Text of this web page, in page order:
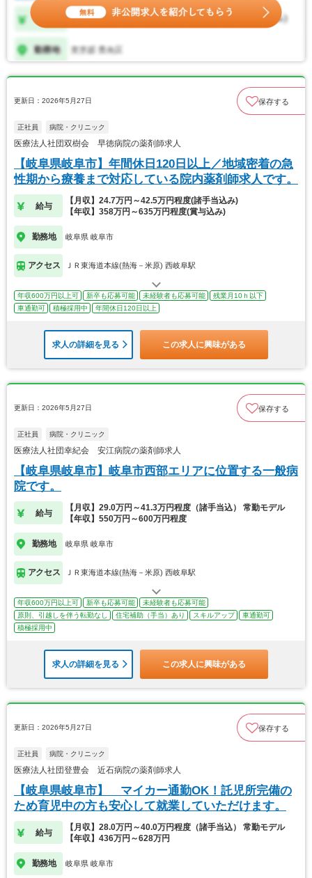
更新日：2026年5月27日 保存する
正社員 病院・クリニック
医療法人社団双樹会 早徳病院の薬剤師求人
【岐阜県岐阜市】年間休日120日以上／地域密着の急
性期から療養まで対応している院内薬剤師求人です。
給与
【月収】24.7万円～42.5万円程度(諸手当込み)
【年収】358万円～635万円程度(賞与込み)
勤務地 岐阜県 岐阜市
アクセス ＪＲ東海道本線(熱海－米原) 西岐阜駅
年収600万円以上可 新卒も応募可能 未経験者も応募可能
残業月10ｈ以下
車通勤可
積極採用中 年間休日120日以上
求人の詳細を見る この求人に興味がある
更新日：2026年5月27日 保存する
正社員 病院・クリニック
医療法人社団幸紀会 安江病院の薬剤師求人
【岐阜県岐阜市】岐阜市西部エリアに位置する一般病
院です。
給与
【月収】29.0万円～41.3万円程度（諸手当込） 常勤モデル
【年収】550万円～600万円程度
勤務地 岐阜県 岐阜市
アクセス ＪＲ東海道本線(熱海－米原) 西岐阜駅
年収600万円以上可 新卒も応募可能
未経験者も応募可能
原則、引越しを伴う転勤なし
住宅補助（手当）あり スキルアップ
車通勤可
積極採用中
求人の詳細を見る この求人に興味がある
更新日：2026年5月27日 保存する
正社員 病院・クリニック
医療法人社団登豊会 近石病院の薬剤師求人
【岐阜県岐阜市】 マイカー通勤OK！託児所完備の
ため育児中の方も安心して就業していただけます。
給与
【月収】28.0万円～40.0万円程度（諸手当込） 常勤モデル
【年収】436万円～628万円
勤務地 岐阜県 岐阜市